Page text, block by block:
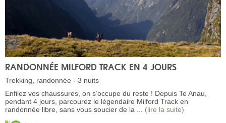
RANDONNÉE MILFORD TRACK EN 4 JOURS
Trekking, randonnée - 3 nuits
Enfilez vos chaussures, on s’occupe du reste ! Depuis Te Anau,
pendant 4 jours, parcourez le légendaire Milford Track en
randonnée libre, sans vous soucier de la ... (lire la suite)